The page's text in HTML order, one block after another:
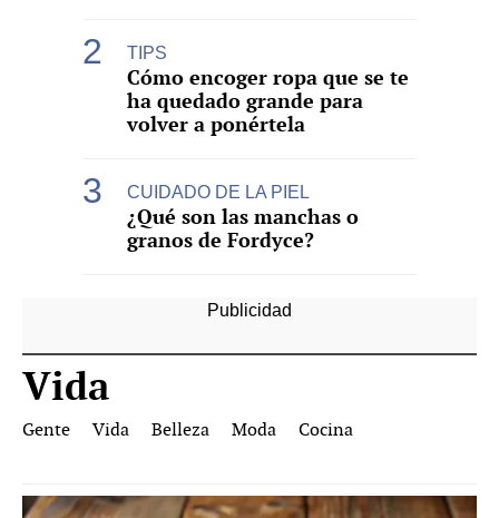
TIPS
Cómo encoger ropa que se te
ha quedado grande para
volver a ponértela
CUIDADO DE LA PIEL
¿Qué son las manchas o
granos de Fordyce?
Vida
Gente Vida Belleza Moda Cocina